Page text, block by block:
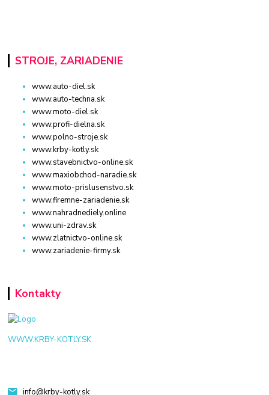
STROJE, ZARIADENIE
www.auto-diel.sk
www.auto-techna.sk
www.moto-diel.sk
www.profi-dielna.sk
www.polno-stroje.sk
www.krby-kotly.sk
www.stavebnictvo-online.sk
www.maxiobchod-naradie.sk
www.moto-prislusenstvo.sk
www.firemne-zariadenie.sk
www.nahradnediely.online
www.uni-zdrav.sk
www.zlatnictvo-online.sk
www.zariadenie-firmy.sk
Kontakty
WWW.KRBY-KOTLY.SK
info@krby-kotly.sk